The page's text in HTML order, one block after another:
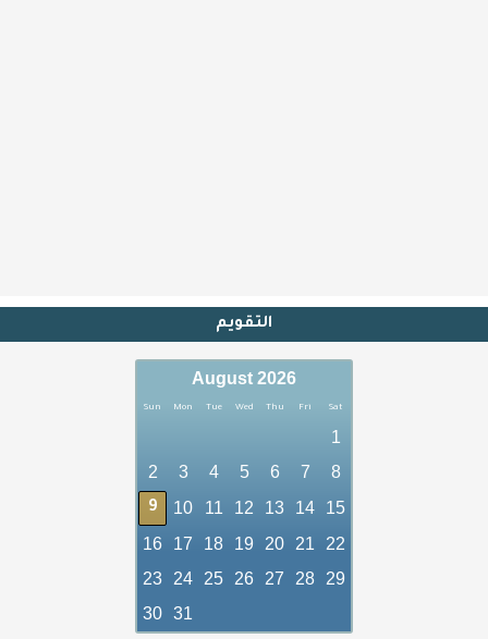
التقويم
August 2026
Sun Mon Tue Wed Thu Fri Sat
1
2
3 4 5 6 7 8
9 10 11 12 13 14
15
16
17 18 19 20 21
22
23
24 25 26 27 28
29
30 31